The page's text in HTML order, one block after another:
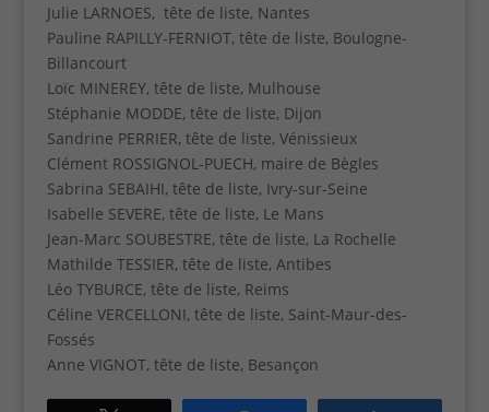
Julie LARNOES, tête de liste, Nantes
Pauline RAPILLY-FERNIOT, tête de liste, Boulogne-
Billancourt
Loïc MINEREY, tête de liste, Mulhouse
Stéphanie MODDE, tête de liste, Dijon
Sandrine PERRIER, tête de liste, Vénissieux
Clément ROSSIGNOL-PUECH, maire de Bègles
Sabrina SEBAIHI, tête de liste, Ivry-sur-Seine
Isabelle SEVERE, tête de liste, Le Mans
Jean-Marc SOUBESTRE, tête de liste, La Rochelle
Mathilde TESSIER, tête de liste, Antibes
Léo TYBURCE, tête de liste, Reims
Céline VERCELLONI, tête de liste, Saint-Maur-des-
Fossés
Anne VIGNOT, tête de liste, Besançon